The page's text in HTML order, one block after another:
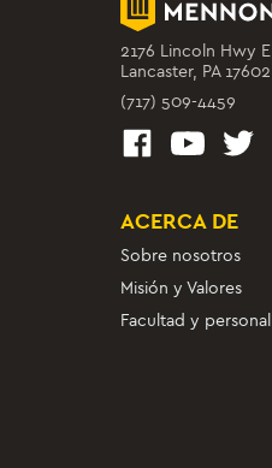
2176 Lincoln Hwy E
Lancaster, PA 17602
(717) 509-4459
ACERCA DE
Sobre nosotros
Misión y Valores
Facultad y personal